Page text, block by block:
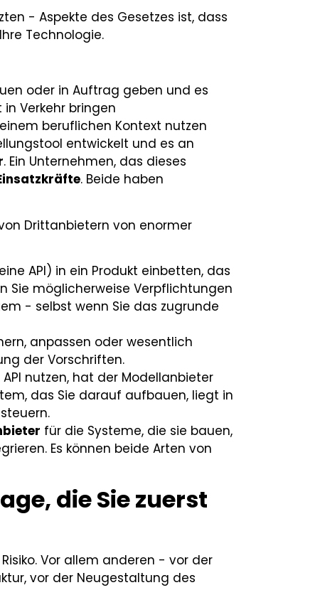
- Aspekte des Gesetzes ist, dass
Technologie.
oder in Auftrag geben und es
Verkehr bringen
beruflichen Kontext nutzen
entwickelt und es an
. Ein Unternehmen, das dieses
. Beide haben
Drittanbietern von enormer
API) in ein Produkt einbetten, das
Sie möglicherweise Verpflichtungen
- selbst wenn Sie das zugrunde
anpassen oder wesentlich
der Vorschriften.
API nutzen, hat der Modellanbieter
das Sie darauf aufbauen, liegt in
für die Systeme, die sie bauen,
Es können beide Arten von
die Sie zuerst
Vor allem anderen - vor der
vor der Neugestaltung des